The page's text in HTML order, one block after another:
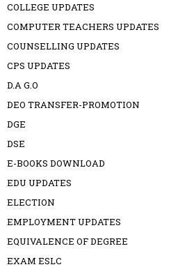
COLLEGE UPDATES
COMPUTER TEACHERS UPDATES
COUNSELLING UPDATES
CPS UPDATES
D.A G.O
DEO TRANSFER-PROMOTION
DGE
DSE
E-BOOKS DOWNLOAD
EDU UPDATES
ELECTION
EMPLOYMENT UPDATES
EQUIVALENCE OF DEGREE
EXAM ESLC